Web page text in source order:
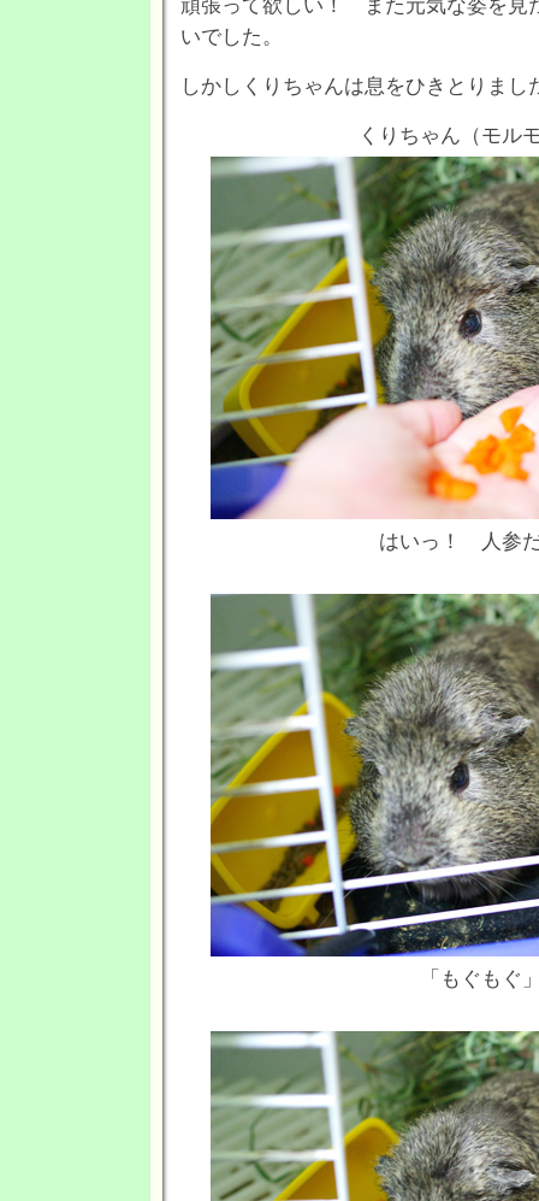
いでした。
しかしくりちゃんは息をひきとりまし
くりちゃん（モル
はいっ！ 人参
「もぐもぐ